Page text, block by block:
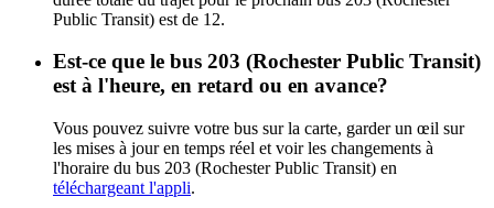
Public Transit) est de 12.
Est-ce que le bus 203 (Rochester Public Transit)
est à l'heure, en retard ou en avance?
Vous pouvez suivre votre bus sur la carte, garder un œil sur
les mises à jour en temps réel et voir les changements à
l'horaire du bus 203 (Rochester Public Transit) en
téléchargeant l'appli.